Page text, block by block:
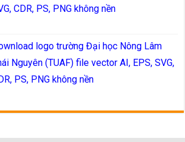
CDR, PS, PNG không nền
logo trường Đại học Nông Lâm
Nguyên (TUAF) file vector AI, EPS, SVG,
PS, PNG không nền